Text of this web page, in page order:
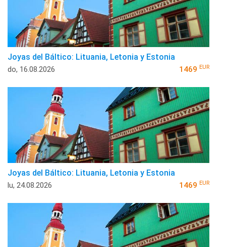
Joyas del Báltico: Lituania, Letonia y Estonia
do, 16.08.2026 1469 EUR
Joyas del Báltico: Lituania, Letonia y Estonia
lu, 24.08.2026 1469 EUR